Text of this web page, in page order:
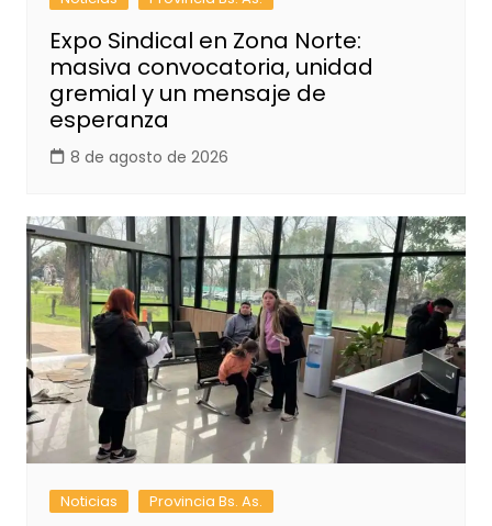
Expo Sindical en Zona Norte:
masiva convocatoria, unidad
gremial y un mensaje de
esperanza
8 de agosto de 2026
Noticias Provincia Bs. As.